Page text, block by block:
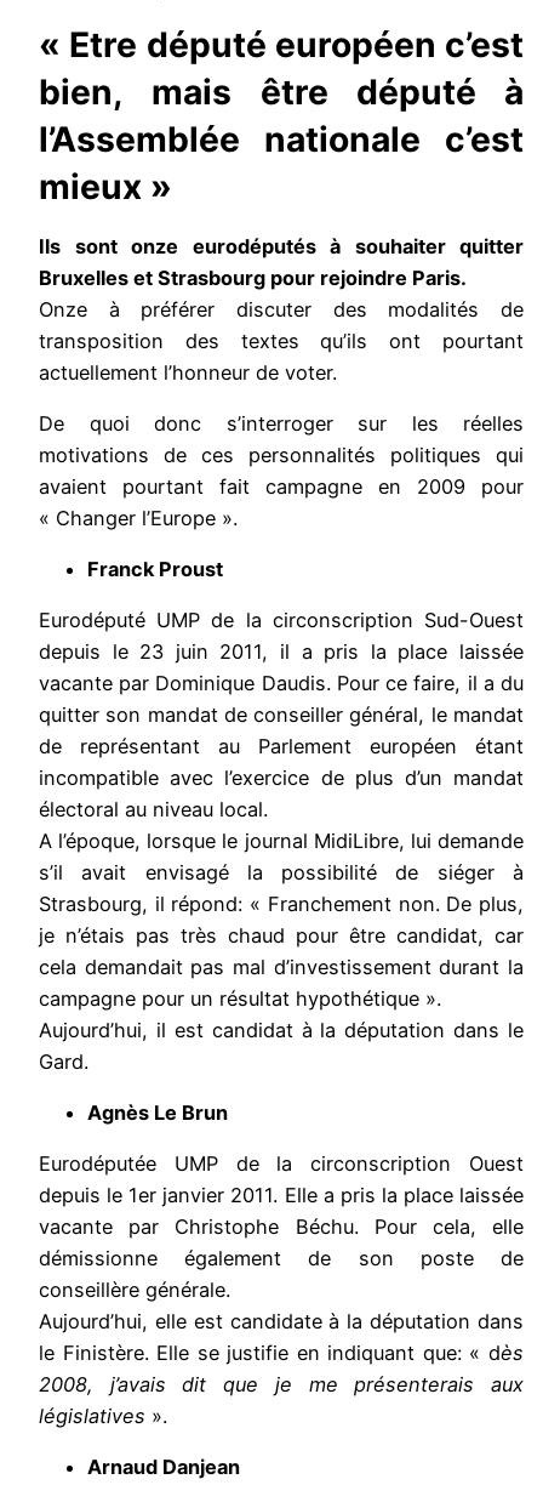
« Etre député européen c’est
bien, mais être député à
l’Assemblée nationale c’est
mieux »
Ils sont onze eurodéputés à souhaiter quitter
Bruxelles et Strasbourg pour rejoindre Paris.
Onze à préférer discuter des modalités de
transposition des textes qu’ils ont pourtant
actuellement l’honneur de voter.
De quoi donc s’interroger sur les réelles
motivations de ces personnalités politiques qui
avaient pourtant fait campagne en 2009 pour
« Changer l’Europe ».
Franck Proust
Eurodéputé UMP de la circonscription Sud-Ouest
depuis le 23 juin 2011, il a pris la place laissée
vacante par Dominique Daudis. Pour ce faire, il a du
quitter son mandat de conseiller général, le mandat
de représentant au Parlement européen étant
incompatible avec l’exercice de plus d’un mandat
électoral au niveau local.
A l’époque, lorsque le journal MidiLibre, lui demande
s’il avait envisagé la possibilité de siéger à
Strasbourg, il répond: « Franchement non. De plus,
je n’étais pas très chaud pour être candidat, car
cela demandait pas mal d’investissement durant la
campagne pour un résultat hypothétique ».
Aujourd’hui, il est candidat à la députation dans le
Gard.
Agnès Le Brun
Eurodéputée UMP de la circonscription Ouest
depuis le 1er janvier 2011. Elle a pris la place laissée
vacante par Christophe Béchu. Pour cela, elle
démissionne également de son poste de
conseillère générale.
Aujourd’hui, elle est candidate à la députation dans
le Finistère. Elle se justifie en indiquant que: « dès
2008, j’avais dit que je me présenterais aux
législatives ».
Arnaud Danjean